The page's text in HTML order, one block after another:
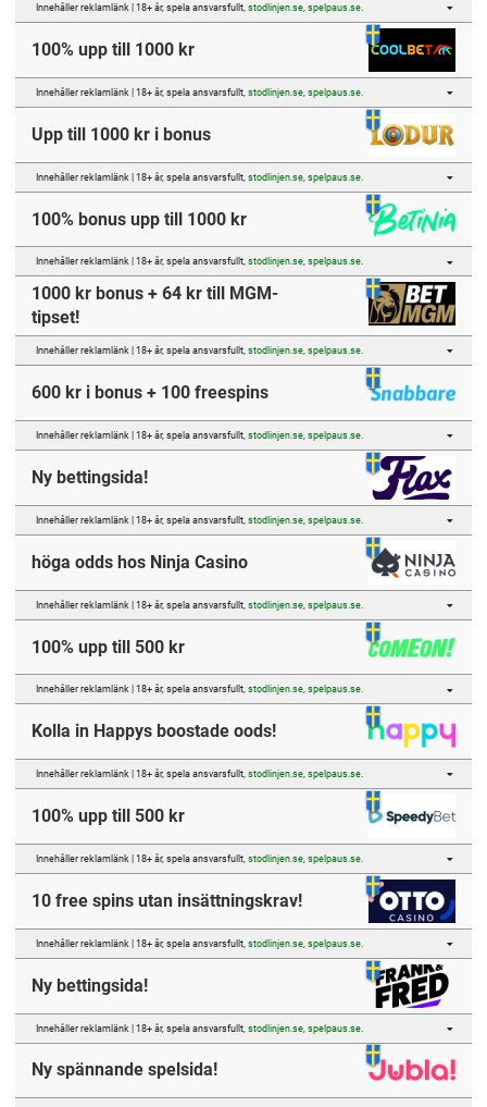
Innehåller reklamlänk | 18+ år, spela ansvarsfullt, stodlinjen.se, spelpaus.se.
100% upp till 1000 kr
Innehåller reklamlänk | 18+ år, spela ansvarsfullt, stodlinjen.se, spelpaus.se.
Upp till 1000 kr i bonus
Innehåller reklamlänk | 18+ år, spela ansvarsfullt, stodlinjen.se, spelpaus.se.
100% bonus upp till 1000 kr
Innehåller reklamlänk | 18+ år, spela ansvarsfullt, stodlinjen.se, spelpaus.se.
1000 kr bonus + 64 kr till MGM-
tipset!
Innehåller reklamlänk | 18+ år, spela ansvarsfullt, stodlinjen.se, spelpaus.se.
600 kr i bonus + 100 freespins
Innehåller reklamlänk | 18+ år, spela ansvarsfullt, stodlinjen.se, spelpaus.se.
Ny bettingsida!
Innehåller reklamlänk | 18+ år, spela ansvarsfullt, stodlinjen.se, spelpaus.se.
höga odds hos Ninja Casino
Innehåller reklamlänk | 18+ år, spela ansvarsfullt, stodlinjen.se, spelpaus.se.
100% upp till 500 kr
Innehåller reklamlänk | 18+ år, spela ansvarsfullt, stodlinjen.se, spelpaus.se.
Kolla in Happys boostade oods!
Innehåller reklamlänk | 18+ år, spela ansvarsfullt, stodlinjen.se, spelpaus.se.
100% upp till 500 kr
Innehåller reklamlänk | 18+ år, spela ansvarsfullt, stodlinjen.se, spelpaus.se.
10 free spins utan insättningskrav!
Innehåller reklamlänk | 18+ år, spela ansvarsfullt, stodlinjen.se, spelpaus.se.
Ny bettingsida!
Innehåller reklamlänk | 18+ år, spela ansvarsfullt, stodlinjen.se, spelpaus.se.
Ny spännande spelsida!